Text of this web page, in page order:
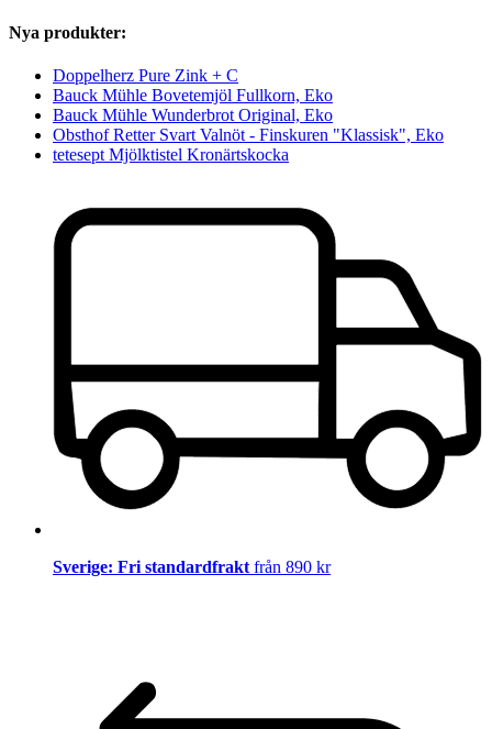
Nya produkter:
Doppelherz Pure Zink + C
Bauck Mühle Bovetemjöl Fullkorn, Eko
Bauck Mühle Wunderbrot Original, Eko
Obsthof Retter Svart Valnöt - Finskuren "Klassisk", Eko
tetesept Mjölktistel Kronärtskocka
Sverige: Fri standardfrakt från 890 kr